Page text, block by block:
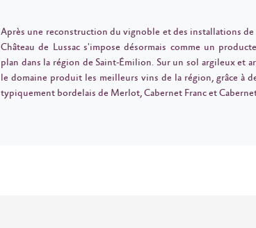
Après une reconstruction du vignoble et des installations
Château de Lussac s'impose désormais comme un
plan dans la région de Saint-Émilion. Sur un sol argileux et
le domaine produit les meilleurs vins de la région, grâce à
typiquement bordelais de Merlot, Cabernet Franc et